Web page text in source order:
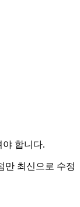
야 합니다.
만 최신으로 수정